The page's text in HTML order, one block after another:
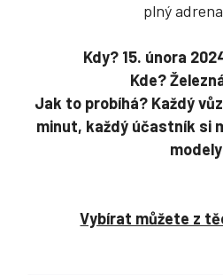
plný
Kdy? 15. února
Kde?
Jak to probíhá? Každý
minut, každý účastník si
modely
Vybírat můžete z